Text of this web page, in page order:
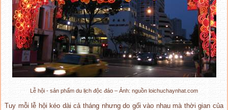
Lễ hội - sản phẩm du lịch độc đáo – Ảnh: nguồn loichuchaynhat.com
Tuy mỗi lễ hội kéo dài cả tháng nhưng do gối vào nhau mà thời gian của